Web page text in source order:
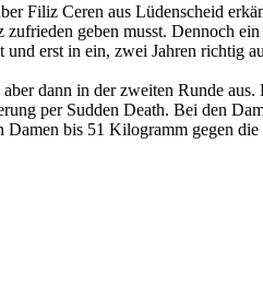
Filiz Ceren aus Lüdenscheid
geben musst. Dennoch
erst in ein, zwei Jahren richtig
dann in der zweiten Runde
per Sudden Death. Bei den
bis 51 Kilogramm gegen